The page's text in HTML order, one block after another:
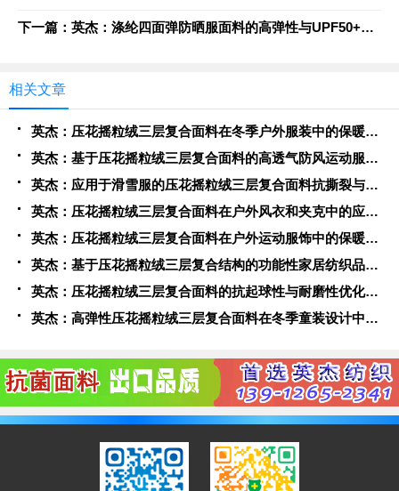
下一篇：英杰：涤纶四面弹防晒服面料的高弹性与UPF50+防护性能协同机制研究
相关文章
英杰：压花摇粒绒三层复合面料在冬季户外服装中的保暖性能优化研究
英杰：基于压花摇粒绒三层复合面料的高透气防风运动服饰开发
英杰：应用于滑雪服的压花摇粒绒三层复合面料抗撕裂与耐磨性提升技术
英杰：压花摇粒绒三层复合面料在户外风衣和夹克中的应用与性能
英杰：压花摇粒绒三层复合面料在户外运动服饰中的保暖与透气性能研究
英杰：基于压花摇粒绒三层复合结构的功能性家居纺织品开发与应用
英杰：压花摇粒绒三层复合面料的抗起球性与耐磨性优化技术分析
英杰：高弹性压花摇粒绒三层复合面料在冬季童装设计中的应用实践